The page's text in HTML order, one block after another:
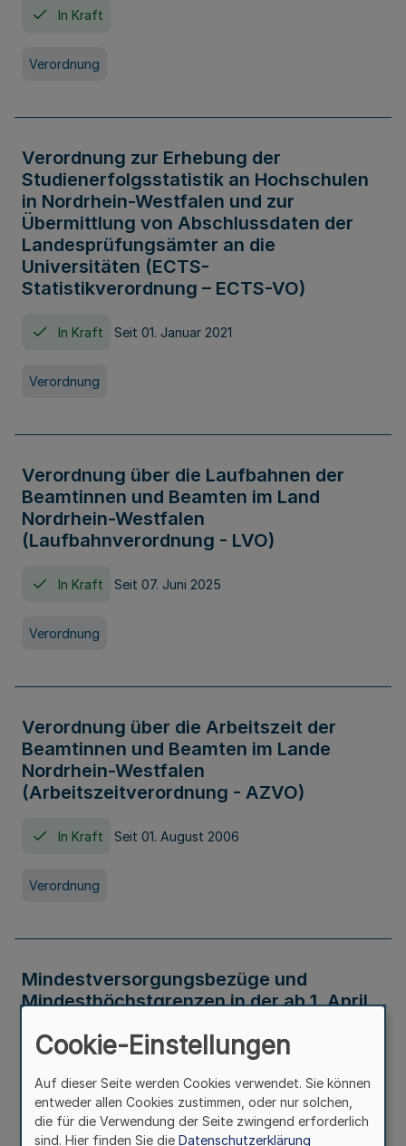
In Kraft
Verordnung
Verordnung zur Erhebung der
Studienerfolgsstatistik an Hochschulen
in Nordrhein-Westfalen und zur
Übermittlung von Abschlussdaten der
Landesprüfungsämter an die
Universitäten (ECTS-
Statistikverordnung – ECTS-VO)
In Kraft Seit 01. Januar 2021
Verordnung
Verordnung über die Laufbahnen der
Beamtinnen und Beamten im Land
Nordrhein-Westfalen
(Laufbahnverordnung - LVO)
In Kraft Seit 07. Juni 2025
Verordnung
Verordnung über die Arbeitszeit der
Beamtinnen und Beamten im Lande
Nordrhein-Westfalen
(Arbeitszeitverordnung - AZVO)
In Kraft Seit 01. August 2006
Verordnung
Mindestversorgungsbezüge und
Mindesthöchstgrenzen in der ab 1. April
Verwaltungsvorschrift
Cookie-Einstellungen
Auf dieser Seite werden Cookies verwendet. Sie können
entweder allen Cookies zustimmen, oder nur solchen,
die für die Verwendung der Seite zwingend erforderlich
sind. Hier finden Sie die Datenschutzerklärung